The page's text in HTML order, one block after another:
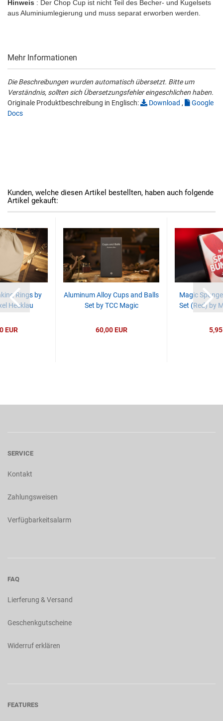
Hinweis : Der Chop Cup ist nicht Teil des Becher- und Kugelsets
aus Aluminiumlegierung und muss separat erworben werden.
Mehr Informationen
Die Beschreibungen wurden automatisch übersetzt. Bitte um
Verständnis, sollten sich Übersetzungsfehler eingeschlichen haben.
Originale Produktbeschreibung in Englisch:
Download ,
Google
Docs
Kunden, welche diesen Artikel bestellten, haben auch folgende
Artikel gekauft:
Rings by
Hecklau
EUR
Aluminum Alloy Cups and Balls
Set by TCC Magic
60,00 EUR
Magic
Set (Red) by
5,95
SERVICE
Kontakt
Zahlungsweisen
Verfügbarkeitsalarm
FAQ
Lierferung & Versand
Geschenkgutscheine
Widerruf erklären
FEATURES